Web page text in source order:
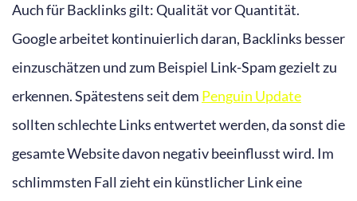
Auch für Backlinks gilt: Qualität vor Quantität.
Google arbeitet kontinuierlich daran, Backlinks besser
einzuschätzen und zum Beispiel Link-Spam gezielt zu
erkennen. Spätestens seit dem Penguin Update
sollten schlechte Links entwertet werden, da sonst die
gesamte Website davon negativ beeinflusst wird. Im
schlimmsten Fall zieht ein künstlicher Link eine